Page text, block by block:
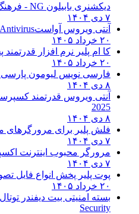
دیکشنری بابیلون NG - فرهنگ لغت کامپیوتر
۷ دی ۱۴۰۴
آنتی ویروس آواست
۲۰ خرداد ۱۴۰۵
کا ام پلیر نرم افزار
۲۰ خرداد ۱۴۰۵
فارسی نویس لیومون پارسی
۸ دی ۱۴۰۴
آنتی ویروس قدرتمند کسپرسکی
2025
۸ دی ۱۴۰۴
فلش پلیر برای مرورگرهای
۷ دی ۱۴۰۴
مرورگر محبوب اینترنت
۷ دی ۱۴۰۴
پوت پلیر پخش انواع فایل
۲۰ خرداد ۱۴۰۵
بسته امنیتی بیت دیفندر
Security